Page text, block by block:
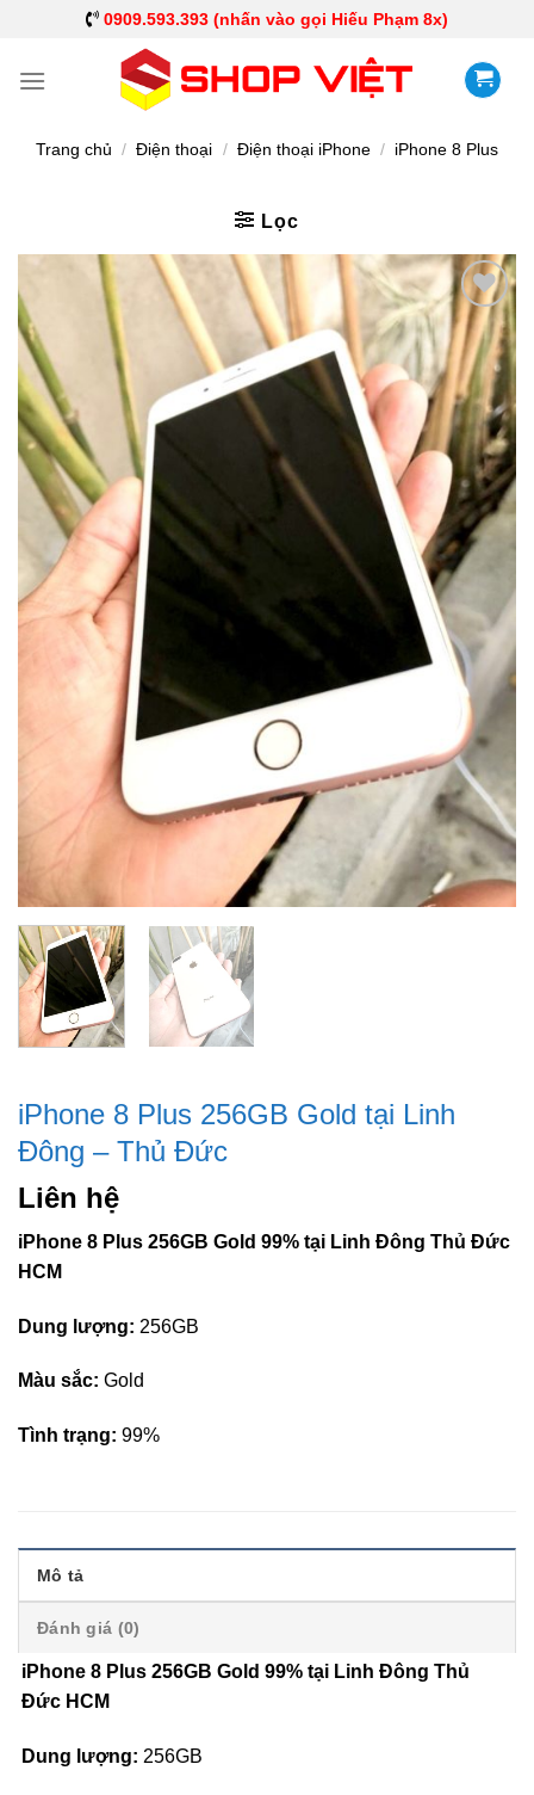
0909.593.393 (nhấn vào gọi Hiếu Phạm 8x)
Trang chủ / Điện thoại / Điện thoại iPhone / iPhone 8 Plus
Lọc
Add to
Wishlist
iPhone 8 Plus 256GB Gold tại Linh
Đông – Thủ Đức
Liên hệ
iPhone 8 Plus 256GB Gold 99% tại Linh Đông Thủ Đức
HCM
Dung lượng: 256GB
Màu sắc: Gold
Tình trạng: 99%
Mô tả
Đánh giá (0)
iPhone 8 Plus 256GB Gold 99% tại Linh Đông Thủ
Đức HCM
Dung lượng: 256GB